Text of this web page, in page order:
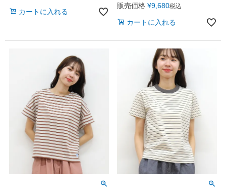
カートに入れる
販売価格 ¥9,680税込
カートに入れる